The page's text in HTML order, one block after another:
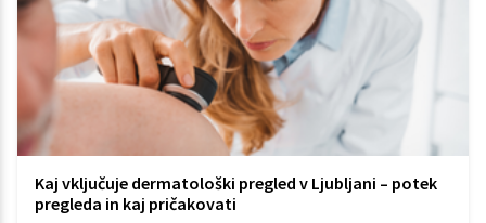
Kaj vključuje dermatološki pregled v Ljubljani – potek
pregleda in kaj pričakovati